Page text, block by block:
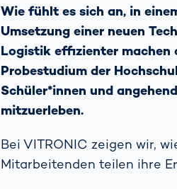
Wie fühlt es sich an, in
Umsetzung einer neuen
Logistik effizienter machen
Probestudium der
Schüler*innen und
mitzuerleben.
Bei VITRONIC zeigen wir,
Mitarbeitenden teilen ihre